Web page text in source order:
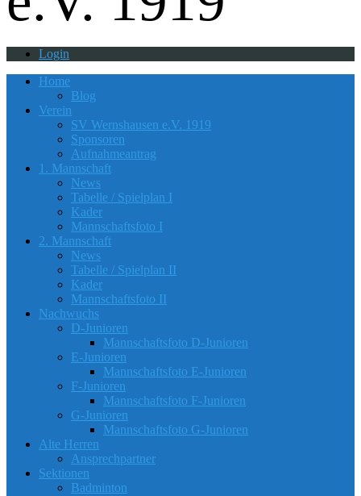
Login
Home
Blog
Verein
SV Wernshausen e.V. 1919
Sponsoren
Aufnahmeantrag
1. Mannschaft
News
Tabelle / Spielplan I
Kader
Mannschaftsfoto I
2. Mannschaft
News
Tabelle / Spielplan II
Kader
Mannschaftsfoto II
Nachwuchs
D-Junioren
Mannschaftsfoto D-Junioren
E-Junioren
Mannschaftsfoto E-Junioren
F-Junioren
Mannschaftsfoto F-Junioren
G-Junioren
Mannschaftsfoto G-Junioren
Alte Herren
Ansprechpartner
Sektionen
Badminton